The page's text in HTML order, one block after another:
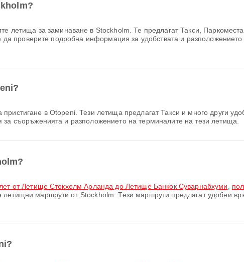
летища за заминаване в Stockholm. Те предлагат Такси,
проверите подробна информация за удобствата и
в Otopeni. Тези летища предлагат Такси и много други
съоръженията и разположението на терминалите на тези летища.
от Летище Стокхолм Арланда до Летище Банкок Суварнабхуми
летищни маршрути от Stockholm. Тези маршрути предлагат удобни